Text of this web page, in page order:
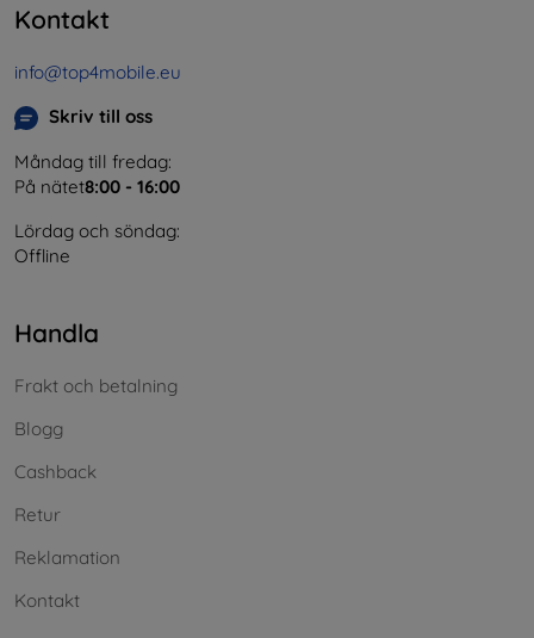
Kontakt
info@top4mobile.eu
Skriv till oss
Måndag till fredag:
På nätet8:00 - 16:00
Lördag och söndag:
Offline
Handla
Frakt och betalning
Blogg
Cashback
Retur
Reklamation
Kontakt